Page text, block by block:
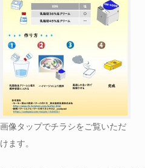
画像タップでチラシをご覧いただ
けます。